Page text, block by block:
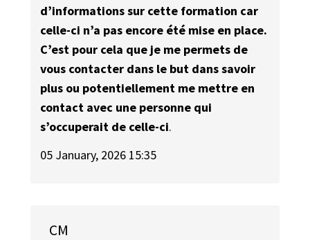
d’informations sur cette formation car
celle-ci n’a pas encore été mise en place.
C’est pour cela que je me permets de
vous contacter dans le but dans savoir
plus ou potentiellement me mettre en
contact avec une personne qui
s’occuperait de celle-ci.
05 January, 2026 15:35
CM